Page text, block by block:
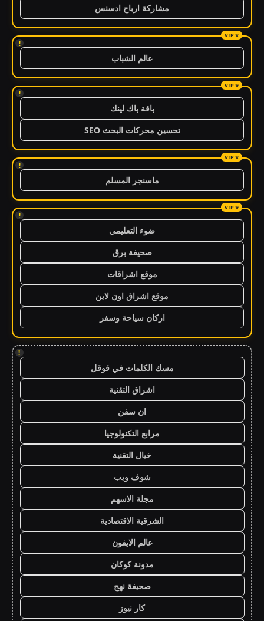
مشاركة ارباح ادسنس
!
عالم الشباب
!
باقة باك لينك
تحسين محركات البحث SEO
!
ماسنجر المسلم
!
ضوء التعليمي
صحيفة برق
موقع اشراقات
موقع اشراق اون لاين
اركان سياحة وسفر
!
مسك الكلمات في قوقل
اشراق التقنية
ان سفن
مرابع التكنولوجيا
خيال التقنية
شوف ويب
مجلة الاسهم
الشرقية الاقتصادية
عالم الايفون
مدونة كوكان
صحيفة نهج
كار نيوز